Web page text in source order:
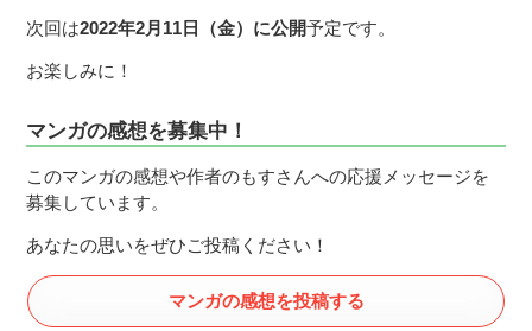
次回は2022年2月11日（金）に公開予定です。
お楽しみに！
マンガの感想を募集中！
このマンガの感想や作者のもすさんへの応援メッセージを
募集しています。
あなたの思いをぜひご投稿ください！
マンガの感想を投稿する